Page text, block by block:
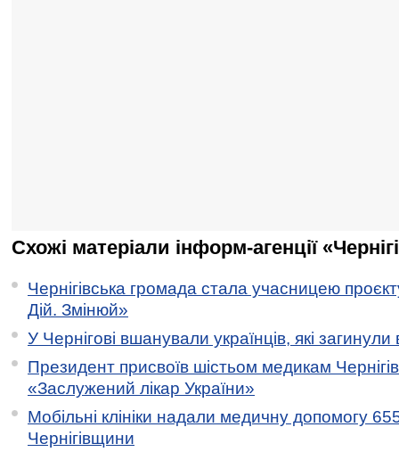
Схожі матеріали інформ-агенції
Чернігівська громада стала учасницею
Дій. Змінюй»
У Чернігові вшанували українців, які загинули
Президент присвоїв шістьом медикам
«Заслужений лікар України»
Мобільні клініки надали медичну допомогу
Чернігівщини